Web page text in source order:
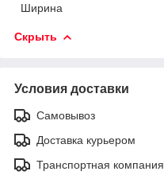
Ширина
Скрыть
Условия доставки
Самовывоз
Доставка курьером
Транспортная компания